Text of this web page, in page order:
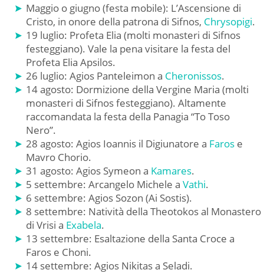
Maggio o giugno (festa mobile): L’Ascensione di
Cristo, in onore della patrona di Sifnos, Chrysopigi.
19 luglio: Profeta Elia (molti monasteri di Sifnos
festeggiano). Vale la pena visitare la festa del
Profeta Elia Apsilos.
26 luglio: Agios Panteleimon a Cheronissos.
14 agosto: Dormizione della Vergine Maria (molti
monasteri di Sifnos festeggiano). Altamente
raccomandata la festa della Panagia “To Toso
Nero”.
28 agosto: Agios Ioannis il Digiunatore a Faros e
Mavro Chorio.
31 agosto: Agios Symeon a Kamares.
5 settembre: Arcangelo Michele aVathi.
6 settembre: Agios Sozon (Ai Sostis).
8 settembre: Natività della Theotokos al Monastero
di Vrisi a Exabela.
13 settembre: Esaltazione della Santa Croce a
Faros e Choni.
14 settembre: Agios Nikitas a Seladi.